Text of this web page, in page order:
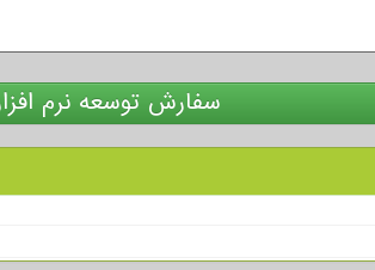
سفارش توسعه نرم